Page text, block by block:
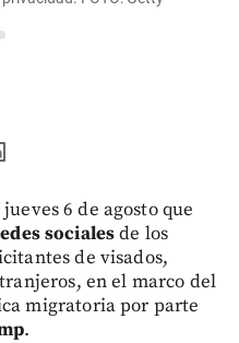
2
6 de agosto que
socialesde los
de visados,
en el marco del
migratoria por parte
.